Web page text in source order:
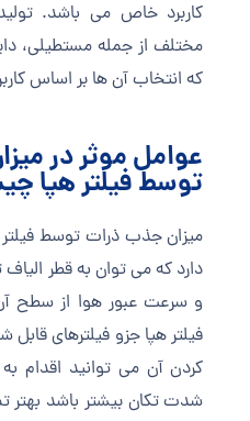
کاربرد خاص می باشد.
مختلف از جمله مستطیلی،
که انتخاب آن ها بر اساس
عوامل موثر در
توسط فیلتر هپا
میزان جذب ذرات توسط
دارد که می توان به قطر
و سرعت عبور هوا از سطح آن
فیلتر هپا جزو فیلترهای
کردن آن می توانید اقدام
شدت تکان بیشتر باشد بهتر